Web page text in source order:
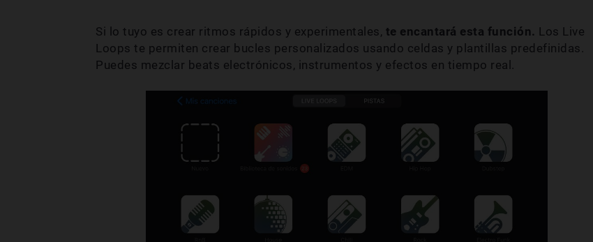
Si lo tuyo es crear ritmos rápidos y experimentales, te encantará esta función. Los Live
Loops te permiten crear bucles personalizados usando celdas y plantillas predefinidas.
Puedes mezclar beats electrónicos, instrumentos y efectos en tiempo real.